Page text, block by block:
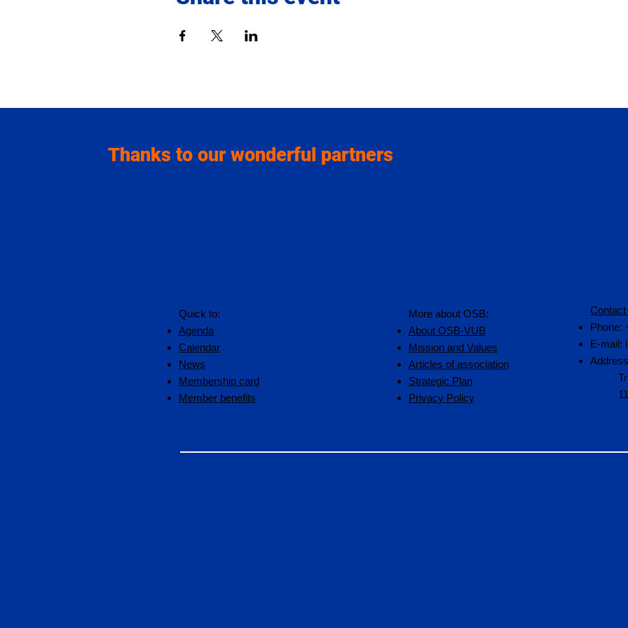
Thanks to our wonderful partners
Quick to:
Agenda
Calendar
News
Membership card
Member benefits
More about OSB:
About OSB-VUB
Mission and Values
Articles of association
Strategic Plan
Privacy Policy
Contact
Phone:
E-mail: